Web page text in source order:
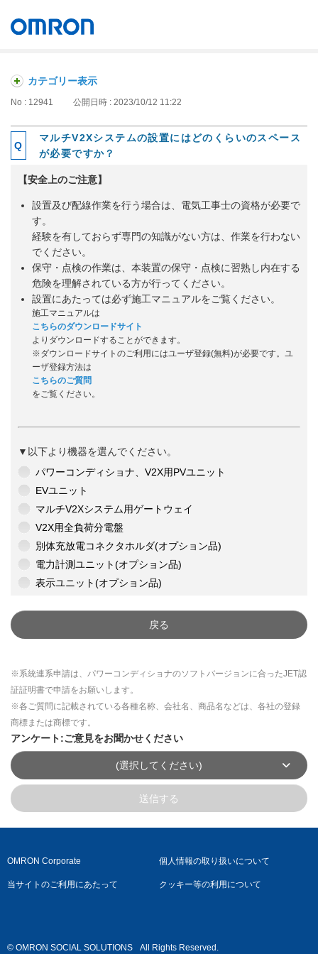
カテゴリー表示
No : 12941 公開日時 : 2023/10/12 11:22
マルチV2Xシステムの設置にはどのくらいのスペース
が必要ですか？
【安全上のご注意】
設置及び配線作業を行う場合は、電気工事士の資格が必要で
す。
経験を有しておらず専門の知識がない方は、作業を行わない
でください。
保守・点検の作業は、本装置の保守・点検に習熟し内在する
危険を理解されている方が行ってください。
設置にあたっては必ず施工マニュアルをご覧ください。
施工マニュアルは
こちらのダウンロードサイト
よりダウンロードすることができます。
※ダウンロードサイトのご利用にはユーザ登録(無料)が必要です。ユ
ーザ登録方法は
こちらのご質問
をご覧ください。
▼以下より機器を選んでください。
パワーコンディショナ、V2X用PVユニット
EVユニット
マルチV2Xシステム用ゲートウェイ
V2X用全負荷分電盤
別体充放電コネクタホルダ(オプション品)
電力計測ユニット(オプション品)
表示ユニット(オプション品)
戻る
※系統連系申請は、パワーコンディショナのソフトバージョンに合ったJET認
証証明書で申請をお願いします。
※各ご質問に記載されている各種名称、会社名、商品名などは、各社の登録
商標または商標です。
アンケート:ご意見をお聞かせください
(選択してください)
送信する
OMRON Corporate 個人情報の取り扱いについて
当サイトのご利用にあたって クッキー等の利用について
© OMRON SOCIAL SOLUTIONS All Rights Reserved.